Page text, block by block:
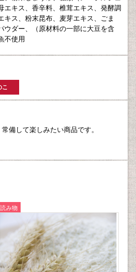
エキス、香辛料、椎茸エキス、発酵調
キス、粉末昆布、麦芽エキス、ごま
ウダー、（原材料の一部に大豆を含
不使用
こ
備して楽しみたい商品です。
読み物